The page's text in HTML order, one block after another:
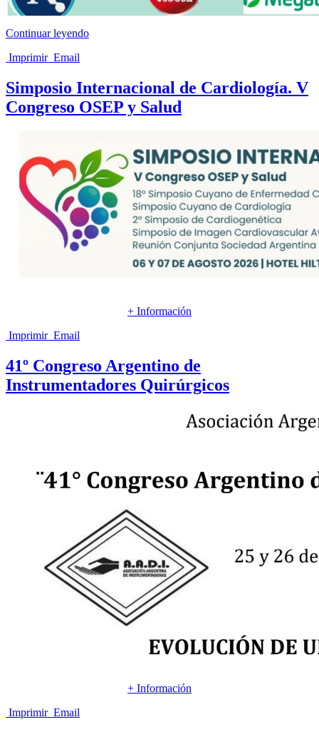
Continuar leyendo
Imprimir Email
Simposio Internacional de Cardiología. V
Congreso OSEP y Salud
+ Información
Imprimir Email
41º Congreso Argentino de
Instrumentadores Quirúrgicos
+ Información
Imprimir Email